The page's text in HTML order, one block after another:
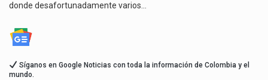
donde desafortunadamente varios…
Síganos en Google Noticias con toda la información de Colombia y el
mundo.